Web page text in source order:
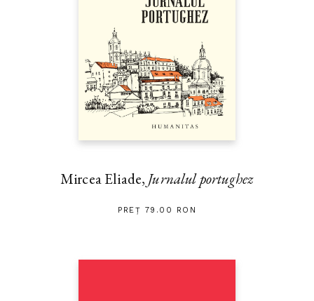
Mircea Eliade, Jurnalul portughez
PREȚ 79.00 RON